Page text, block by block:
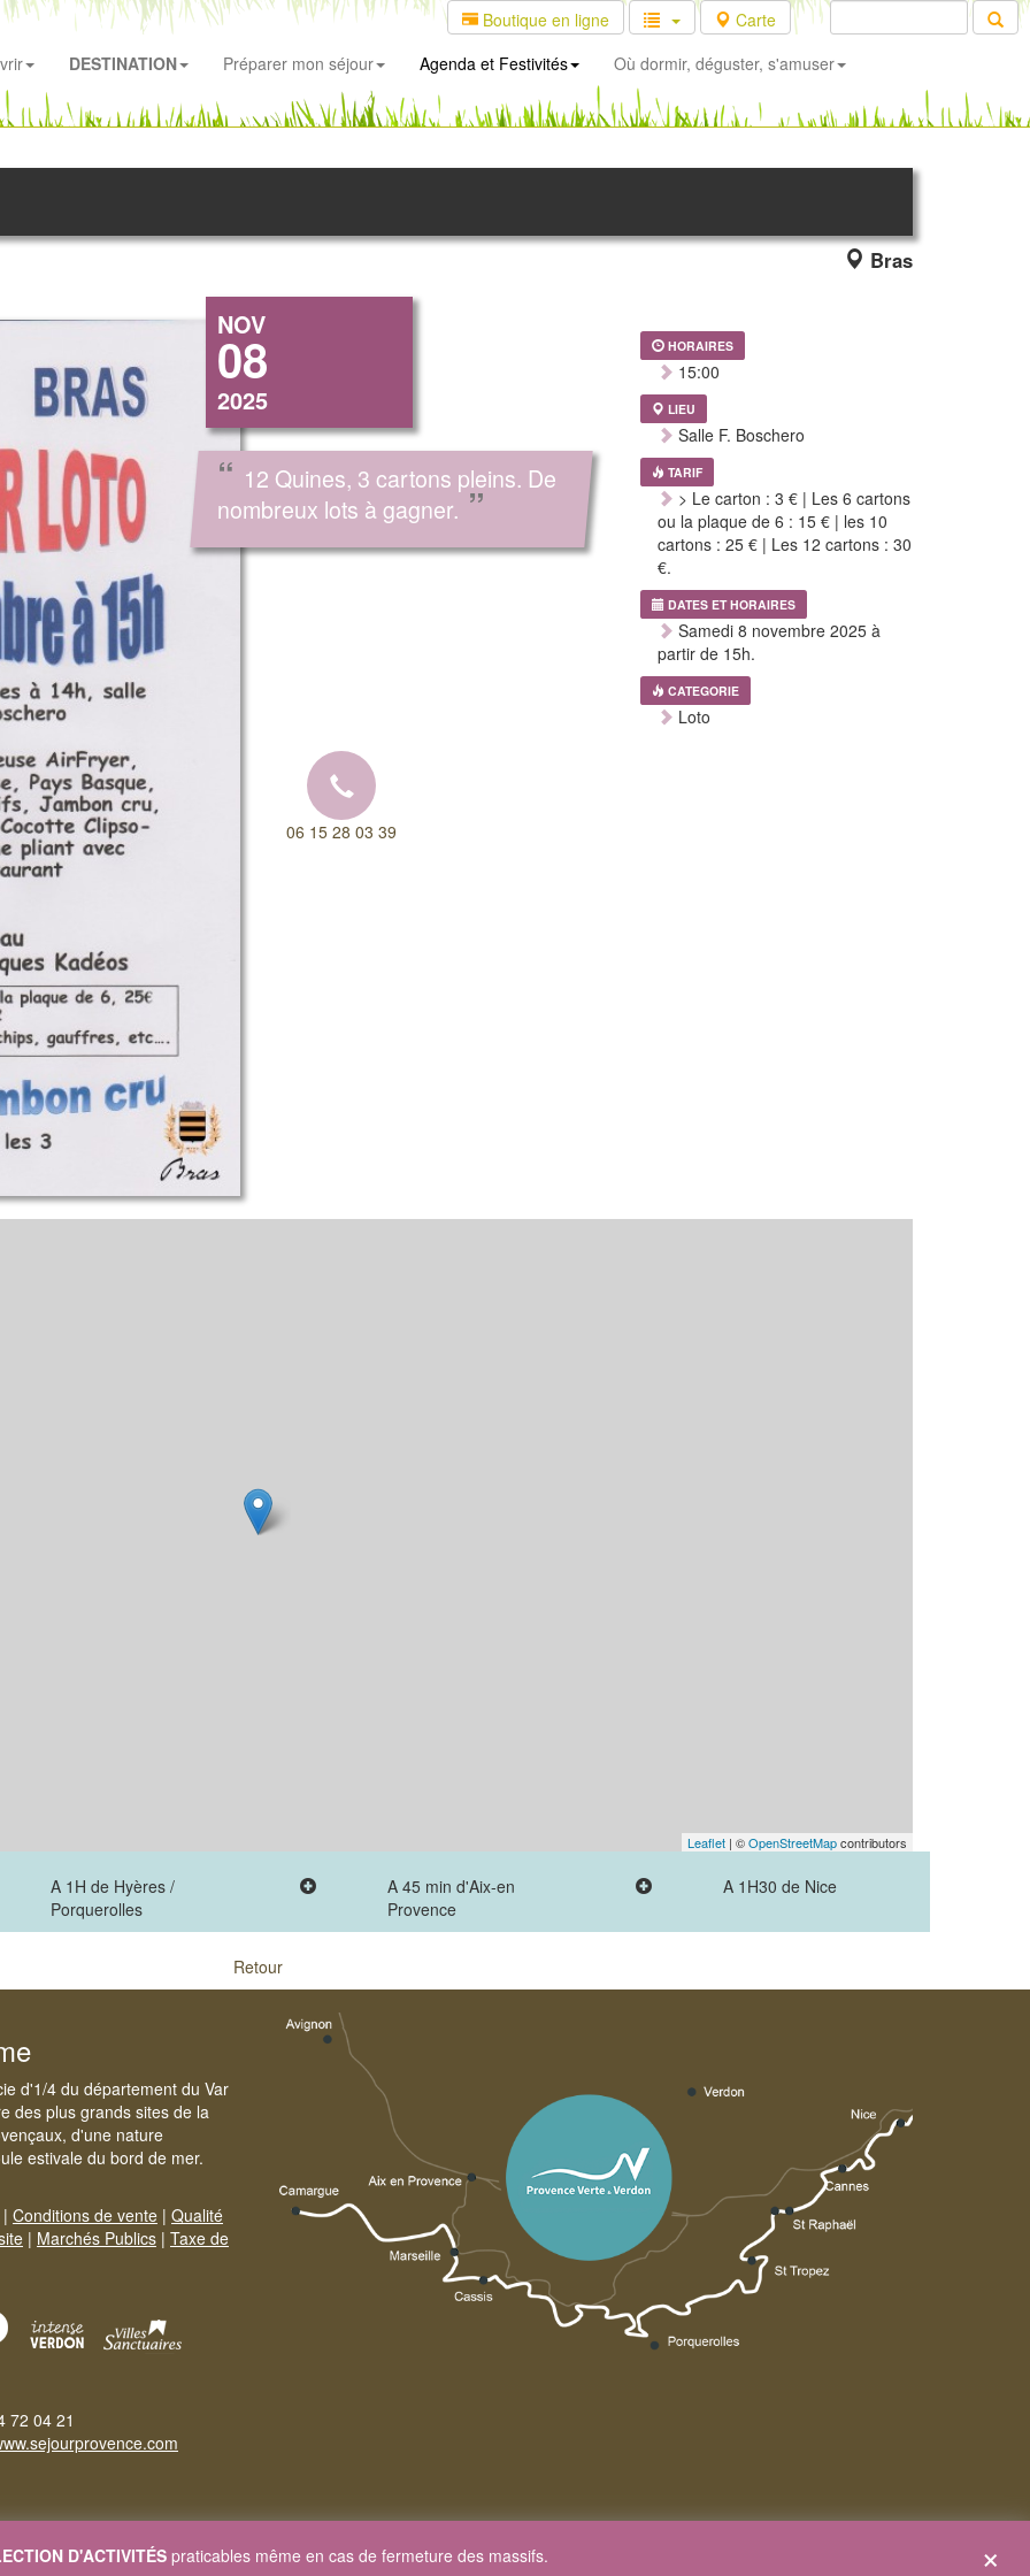
Boutique en ligne
Carte
DESTINATION Préparer mon séjour Agenda et Festivités Où dormir, déguster, s'amuser
Bras
NOV
08
2025
“ 12 Quines, 3 cartons pleins. De
nombreux lots à gagner.”
HORAIRES
15:00
LIEU
Salle F. Boschero
TARIF
> Le carton : 3 € | Les 6 cartons
ou la plaque de 6 : 15 € | les 10
cartons : 25 € | Les 12 cartons : 30
€.
DATES ET HORAIRES
Samedi 8 novembre 2025 à
partir de 15h.
CATEGORIE
Loto
06 15 28 03 39
Leaflet | ©OpenStreetMapcontributors
A 1H de Hyères /
Porquerolles
A 45 min d'Aix-en
Provence
A 1H30 de Nice
Retour
d'1/4 du département du Var
des plus grands sites de la
d'une nature
estivale du bord de mer.
| Conditions de vente | Qualité
| Marchés Publics | Taxe de
72 04 21
×
D'ACTIVITÉS praticables même en cas de fermeture des massifs.